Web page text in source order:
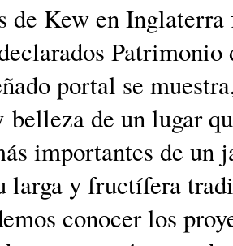
de Kew en Inglaterra
portal se
de un lugar
importantes de
larga y fructífera
conocer los